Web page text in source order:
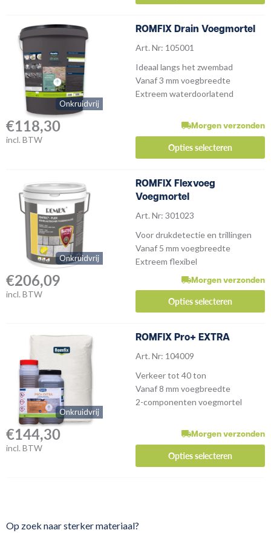
Onkruidvrij
ROMFIX Drain Voegmortel
Art. Nr: 105001
Ideaal langs het zwembad
Vanaf 3 mm voegbreedte
Extreem waterdoorlatend
€118,30
incl. BTW
Morgen verzonden
Opties selecteren
Onkruidvrij
ROMFIX Flexvoeg
Voegmortel
Art. Nr: 301023
Voor drukdetectie en trillingen
Vanaf 5 mm voegbreedte
Extreem flexibel
€206,09
incl. BTW
Morgen verzonden
Opties selecteren
Onkruidvrij
ROMFIX Pro+ EXTRA
Art. Nr: 104009
Verkeer tot 40 ton
Vanaf 8 mm voegbreedte
2-componenten voegmortel
€144,30
incl. BTW
Morgen verzonden
Opties selecteren
Op zoek naar sterker materiaal?